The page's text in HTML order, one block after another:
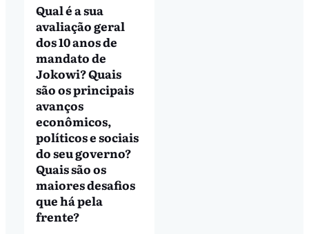
Qual é a sua
avaliação geral
dos 10 anos de
mandato de
Jokowi? Quais
são os principais
avanços
econômicos,
políticos e sociais
do seu governo?
Quais são os
maiores desafios
que há pela
frente?